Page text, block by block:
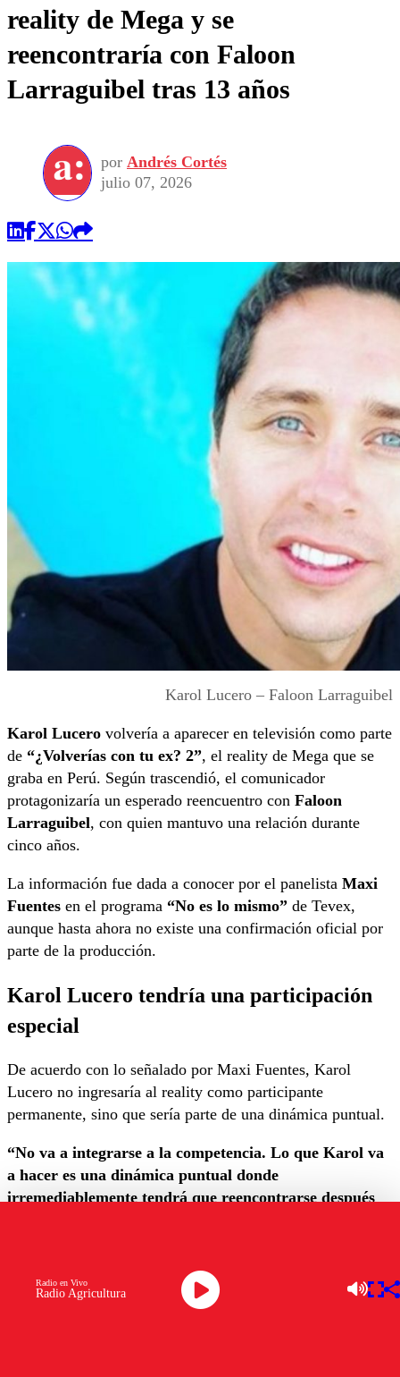
reality de Mega y se
reencontraría con Faloon
Larraguibel tras 13 años
por Andrés Cortés
julio 07, 2026
Karol Lucero – Faloon Larraguibel
Karol Lucero volvería a aparecer en televisión como parte
de “¿Volverías con tu ex? 2”, el reality de Mega que se
graba en Perú. Según trascendió, el comunicador
protagonizaría un esperado reencuentro con Faloon
Larraguibel, con quien mantuvo una relación durante
cinco años.
La información fue dada a conocer por el panelista Maxi
Fuentes en el programa “No es lo mismo” de Tevex,
aunque hasta ahora no existe una confirmación oficial por
parte de la producción.
Karol Lucero tendría una participación
especial
De acuerdo con lo señalado por Maxi Fuentes, Karol
Lucero no ingresaría al reality como participante
permanente, sino que sería parte de una dinámica puntual.
“No va a integrarse a la competencia. Lo que Karol va
a hacer es una dinámica puntual donde
irremediablemente tendrá que reencontrarse después
Además, indicó que el programa tendría contemplada la
participación de otros rostros conocidos para reencontrarse
Radio Agricultura
Radio en Vivo